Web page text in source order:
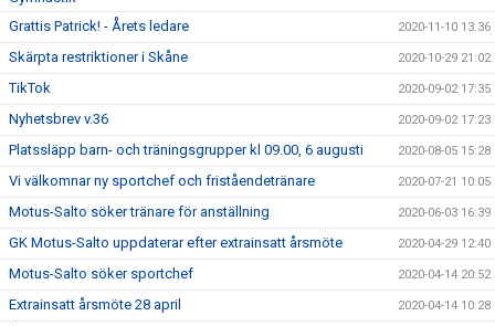
Grattis Patrick! - Årets ledare
2020-11-10 13:36
Skärpta restriktioner i Skåne 2020-10-29 21:02
TikTok 2020-09-02 17:35
Nyhetsbrev v.36 2020-09-02 17:23
Platssläpp barn- och träningsgrupper kl 09.00, 6 augusti 2020-08-05 15:28
Vi välkomnar ny sportchef och friståendetränare 2020-07-21 10:05
Motus-Salto söker tränare för anställning 2020-06-03 16:39
GK Motus-Salto uppdaterar efter extrainsatt årsmöte 2020-04-29 12:40
Motus-Salto söker sportchef 2020-04-14 20:52
Extrainsatt årsmöte 28 april 2020-04-14 10:28